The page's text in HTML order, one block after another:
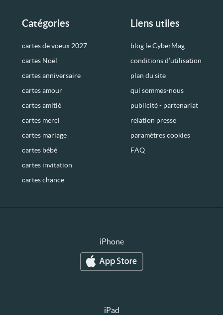
Catégories
cartes de voeux 2027
cartes Noël
cartes anniversaire
cartes amour
cartes amitié
cartes merci
cartes mariage
cartes bébé
cartes invitation
cartes chance
Liens utiles
blog le CyberMag
conditions d’utilisation
plan du site
qui sommes-nous
publicité - partenariat
relation presse
paramètres cookies
FAQ
iPhone
iPad